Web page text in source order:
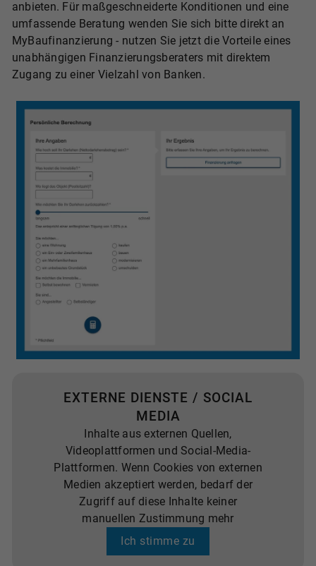
anbieten. Für maßgeschneiderte Konditionen und eine
umfassende Beratung wenden Sie sich bitte direkt an
MyBaufinanzierung - nutzen Sie jetzt die Vorteile eines
unabhängigen Finanzierungsberaters mit direktem
Zugang zu einer Vielzahl von Banken.
EXTERNE DIENSTE / SOCIAL
MEDIA
Inhalte aus externen Quellen,
Videoplattformen und Social-Media-
Plattformen. Wenn Cookies von externen
Medien akzeptiert werden, bedarf der
Zugriff auf diese Inhalte keiner
manuellen Zustimmung mehr
Ich stimme zu